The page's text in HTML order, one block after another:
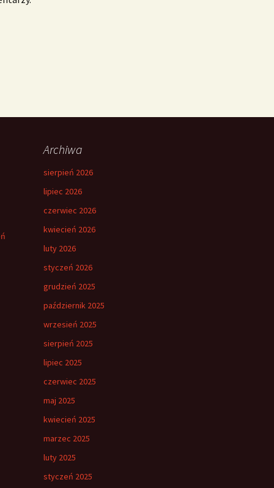
Archiwa
sierpień 2026
lipiec 2026
czerwiec 2026
kwiecień 2026
luty 2026
styczeń 2026
grudzień 2025
październik 2025
wrzesień 2025
sierpień 2025
lipiec 2025
czerwiec 2025
maj 2025
kwiecień 2025
marzec 2025
luty 2025
styczeń 2025